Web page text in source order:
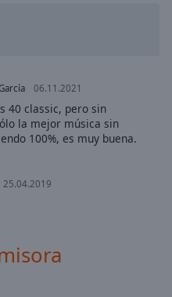
06.11.2021
40 classic, pero sin
la mejor música sin
100%, es muy buena.
25.04.2019